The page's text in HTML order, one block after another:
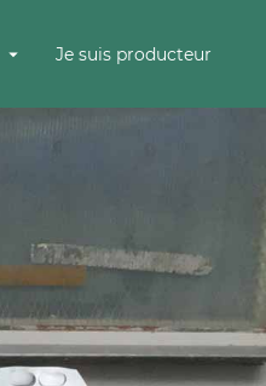
Je suis producteur